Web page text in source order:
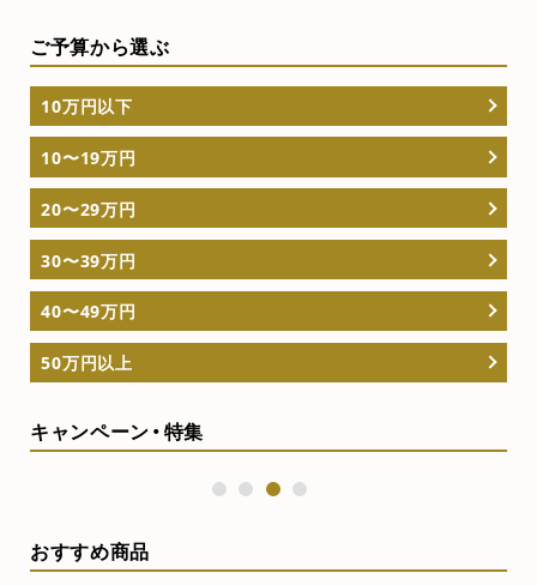
ご予算から選ぶ
10万円以下
10〜19万円
20〜29万円
30〜39万円
40〜49万円
50万円以上
キャンペーン・特集
3
おすすめ商品